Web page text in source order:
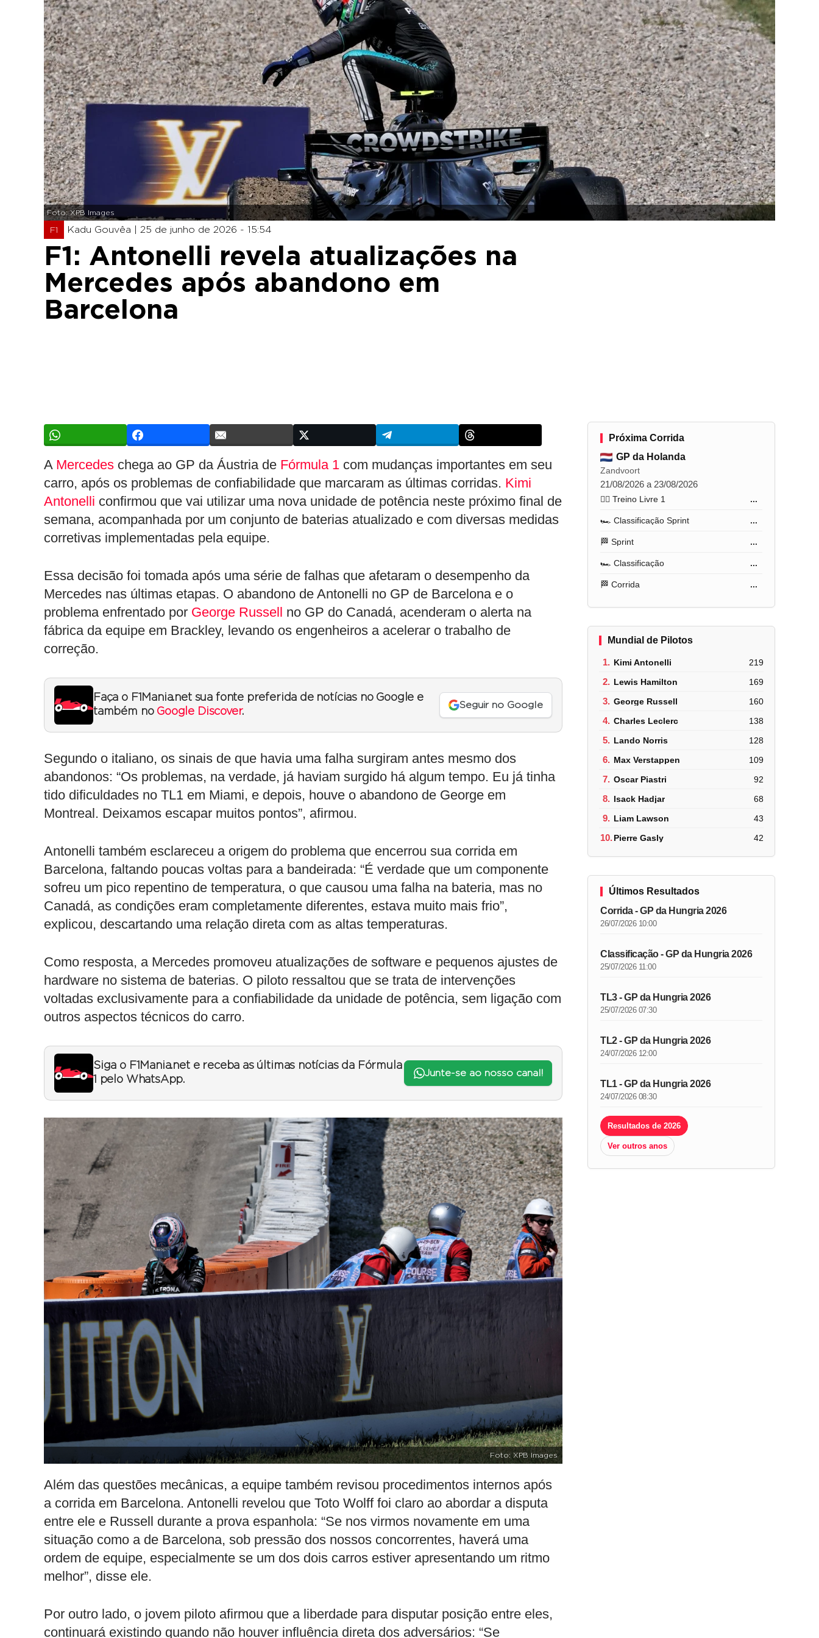
Foto: XPB Images
F1 Kadu Gouvêa | 25 de junho de 2026 - 15:54
F1: Antonelli revela atualizações na
Mercedes após abandono em
Barcelona
A Mercedes chega ao GP da Áustria de Fórmula 1 com mudanças importantes em seu
carro, após os problemas de confiabilidade que marcaram as últimas corridas. Kimi
Antonelli confirmou que vai utilizar uma nova unidade de potência neste próximo final de
semana, acompanhada por um conjunto de baterias atualizado e com diversas medidas
corretivas implementadas pela equipe.
Essa decisão foi tomada após uma série de falhas que afetaram o desempenho da
Mercedes nas últimas etapas. O abandono de Antonelli no GP de Barcelona e o
problema enfrentado por George Russell no GP do Canadá, acenderam o alerta na
fábrica da equipe em Brackley, levando os engenheiros a acelerar o trabalho de
correção.
Faça o F1Mania.net sua fonte preferida de notícias no Google e
também no Google Discover.
Seguir no Google
Segundo o italiano, os sinais de que havia uma falha surgiram antes mesmo dos
abandonos: “Os problemas, na verdade, já haviam surgido há algum tempo. Eu já tinha
tido dificuldades no TL1 em Miami, e depois, houve o abandono de George em
Montreal. Deixamos escapar muitos pontos”, afirmou.
Antonelli também esclareceu a origem do problema que encerrou sua corrida em
Barcelona, faltando poucas voltas para a bandeirada: “É verdade que um componente
sofreu um pico repentino de temperatura, o que causou uma falha na bateria, mas no
Canadá, as condições eram completamente diferentes, estava muito mais frio”,
explicou, descartando uma relação direta com as altas temperaturas.
Como resposta, a Mercedes promoveu atualizações de software e pequenos ajustes de
hardware no sistema de baterias. O piloto ressaltou que se trata de intervenções
voltadas exclusivamente para a confiabilidade da unidade de potência, sem ligação com
outros aspectos técnicos do carro.
Siga o F1Mania.net e receba as últimas notícias da Fórmula
1 pelo WhatsApp.
Junte-se ao nosso canal!
Foto: XPB Images
Além das questões mecânicas, a equipe também revisou procedimentos internos após
a corrida em Barcelona. Antonelli revelou que Toto Wolff foi claro ao abordar a disputa
entre ele e Russell durante a prova espanhola: “Se nos virmos novamente em uma
situação como a de Barcelona, sob pressão dos nossos concorrentes, haverá uma
ordem de equipe, especialmente se um dos dois carros estiver apresentando um ritmo
melhor”, disse ele.
Por outro lado, o jovem piloto afirmou que a liberdade para disputar posição entre eles,
continuará existindo quando não houver influência direta dos adversários: “Se
Próxima Corrida
GP da Holanda
Zandvoort
21/08/2026 a 23/08/2026
🏋️‍♂️ Treino Livre 1 ...
🏎️ Classificação Sprint ...
🏁 Sprint ...
🏎️ Classificação ...
🏁 Corrida ...
Mundial de Pilotos
1. Kimi Antonelli 219
2. Lewis Hamilton 169
3. George Russell 160
4. Charles Leclerc 138
5. Lando Norris 128
6. Max Verstappen 109
7. Oscar Piastri 92
8. Isack Hadjar 68
9. Liam Lawson 43
10.Pierre Gasly 42
Últimos Resultados
Corrida - GP da Hungria 2026
26/07/2026 10:00
Classificação - GP da Hungria 2026
25/07/2026 11:00
TL3 - GP da Hungria 2026
25/07/2026 07:30
TL2 - GP da Hungria 2026
24/07/2026 12:00
TL1 - GP da Hungria 2026
24/07/2026 08:30
Resultados de 2026
Ver outros anos